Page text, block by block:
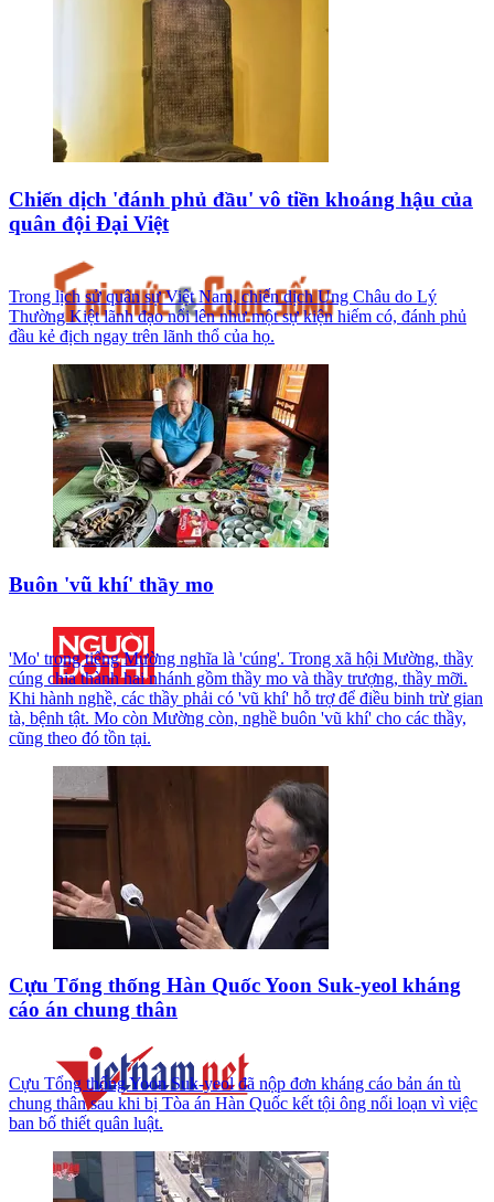
Chiến dịch 'đánh phủ đầu' vô tiền khoáng hậu của
quân đội Đại Việt
Trong lịch sử quân sự Việt Nam, chiến dịch Ung Châu do Lý
Thường Kiệt lãnh đạo nổi lên như một sự kiện hiếm có, đánh phủ
đầu kẻ địch ngay trên lãnh thổ của họ.
Buôn 'vũ khí' thầy mo
'Mo' trong tiếng Mường nghĩa là 'cúng'. Trong xã hội Mường, thầy
cúng chia thành hai nhánh gồm thầy mo và thầy trượng, thầy mỡi.
Khi hành nghề, các thầy phải có 'vũ khí' hỗ trợ để điều binh trừ gian
tà, bệnh tật. Mo còn Mường còn, nghề buôn 'vũ khí' cho các thầy,
cũng theo đó tồn tại.
Cựu Tổng thống Hàn Quốc Yoon Suk-yeol kháng
cáo án chung thân
Cựu Tổng thống Yoon Suk-yeol đã nộp đơn kháng cáo bản án tù
chung thân sau khi bị Tòa án Hàn Quốc kết tội ông nổi loạn vì việc
ban bố thiết quân luật.